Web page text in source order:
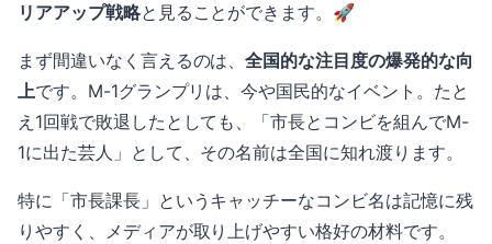
リアアップ戦略と見ることができます。🚀
まず間違いなく言えるのは、全国的な注目度の爆発的な向
上です。M-1グランプリは、今や国民的なイベント。たと
え1回戦で敗退したとしても、「市長とコンビを組んでM-
1に出た芸人」として、その名前は全国に知れ渡ります。
特に「市長課長」というキャッチーなコンビ名は記憶に残
りやすく、メディアが取り上げやすい格好の材料です。